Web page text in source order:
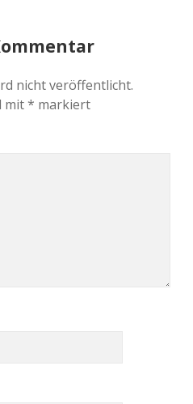
nicht veröffentlicht.
mit* markiert